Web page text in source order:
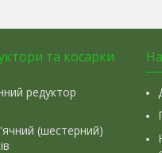
та косарки
редуктор
(шестерний)